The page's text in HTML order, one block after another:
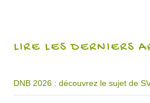
LIRE LES DERNIERS
DNB 2026 : découvrez le sujet de